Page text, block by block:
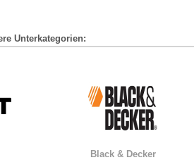
Unterkategorien:
Black & Decker